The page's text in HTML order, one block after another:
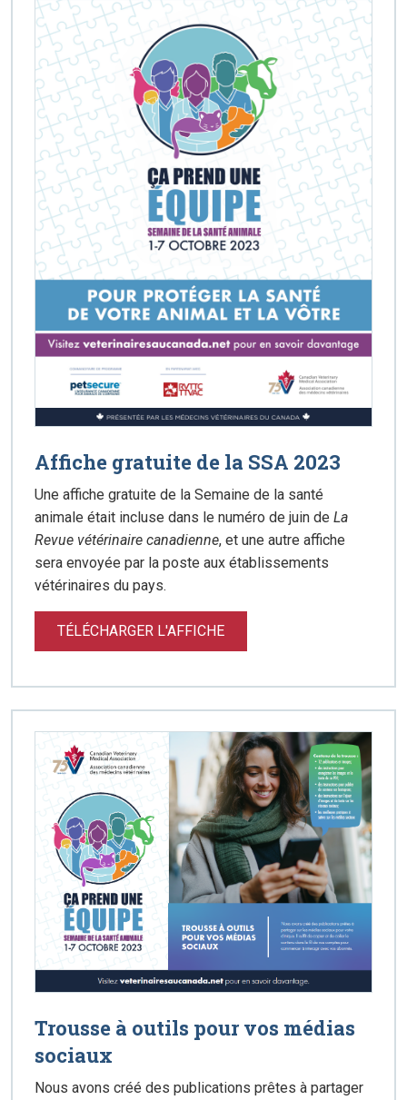
Affiche gratuite de la SSA 2023
Une affiche gratuite de la Semaine de la santé
animale était incluse dans le numéro de juin de La
Revue vétérinaire canadienne, et une autre affiche
sera envoyée par la poste aux établissements
vétérinaires du pays.
TÉLÉCHARGER L'AFFICHE
Trousse à outils pour vos médias
sociaux
Nous avons créé des publications prêtes à partager